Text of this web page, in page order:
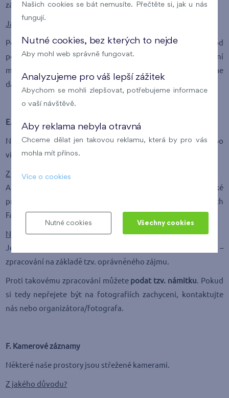
zájmu.
Jak dlouho budeme osobní údaje zpracovávat?
Po dobu poskytování našich služeb a poté 3 roky od
posledního poskytnutí naší služby. Proti takovému zpracování
můžete
. V takovém případě vás nebudeme
dále za marketingovými účely telefonicky kontaktovat.
E. Fotografování na akcích
Na našich akcích se mohou pořizovat fotografie nebo
videozáznamy.
Z jakého důvodu?
Akci chceme zachytit pro naše interní účely (archivace), a také
pro promo na našich webových stránkách a sociálních sítích
Facebook, LinkedIn, Instagram.
Na základě jakého právního důvodu?
Jedná se o zpracování na základě čl. 6 odst. 1 písm. f) GDPR –
zpracování na základě tzv. oprávněného zájmu.
Proti takovému zpracování můžete podat tzv. námitku. Pokud
si tedy nepřejete být na fotografiích zachyceni, kontaktujte
nás nebo organizátora/fotografa.
F. Kamerové záznamy
Některé naše prostory jsou střežené kamerami.
Z jakého důvodu?
Našich cookies se bát nemusíte. Přečtěte si, jak u nás
fungují.
Nutné cookies, bez kterých to nejde
Aby mohl web správně fungovat.
Analyzujeme pro váš lepší zážitek
Abychom se mohli zlepšovat, potřebujeme informace
o vaší návštěvě.
Aby reklama nebyla otravná
Chceme dělat jen takovou reklamu, která by pro vás
mohla mít přínos.
Více o cookies
Nutné cookies Všechny cookies